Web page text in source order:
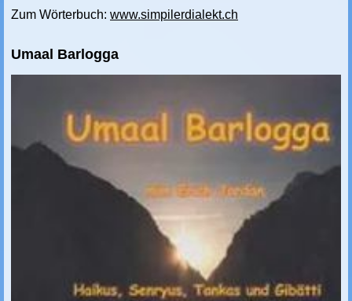
Zum Wörterbuch: www.simpilerdialekt.ch
Umaal Barlogga